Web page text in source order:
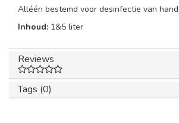
Alléén bestemd voor desinfectie van
Inhoud: 1&5 liter
Reviews
Tags (0)